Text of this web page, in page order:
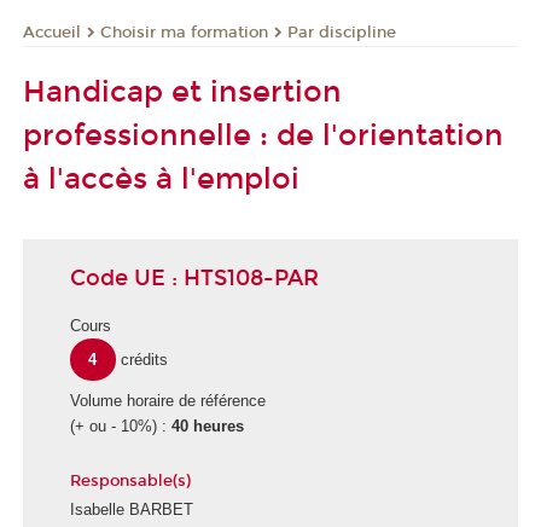
Accueil Choisir ma formation Par discipline
Handicap et insertion
professionnelle : de l'orientation
à l'accès à l'emploi
Code UE : HTS108-PAR
Cours
4
crédits
Volume horaire de référence
(+ ou - 10%) : 40 heures
Responsable(s)
Isabelle BARBET